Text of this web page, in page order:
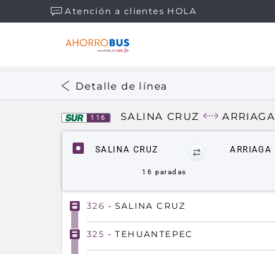
Atención a clientes HOLA
Detalle de línea
116 SALINA CRUZ ARRIAGA
SALINA CRUZ ARRIAGA
16 paradas
326 - SALINA CRUZ
325 - TEHUANTEPEC